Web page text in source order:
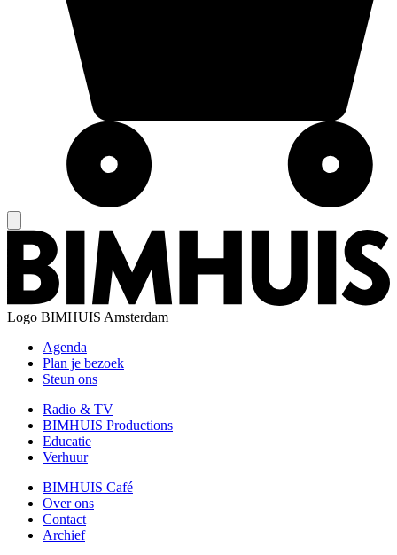
Logo BIMHUIS Amsterdam
Agenda
Plan je bezoek
Steun ons
Radio & TV
BIMHUIS Productions
Educatie
Verhuur
BIMHUIS Café
Over ons
Contact
Archief